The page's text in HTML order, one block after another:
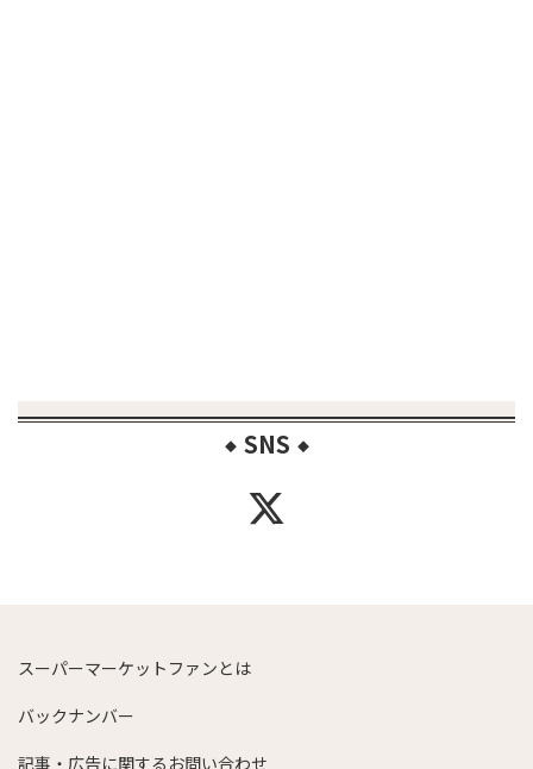
◆ SNS ◆
スーパーマーケットファンとは
バックナンバー
記事・広告に関するお問い合わせ